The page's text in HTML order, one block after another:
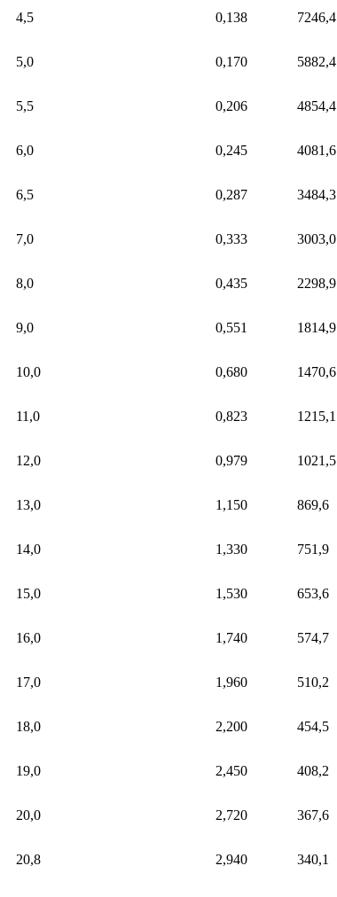
4,5 0,138 7246,4
5,0 0,170 5882,4
5,5 0,206 4854,4
6,0 0,245 4081,6
6,5 0,287 3484,3
7,0 0,333 3003,0
8,0 0,435 2298,9
9,0 0,551 1814,9
10,0 0,680 1470,6
11,0 0,823 1215,1
12,0 0,979 1021,5
13,0 1,150 869,6
14,0 1,330 751,9
15,0 1,530 653,6
16,0 1,740 574,7
17,0 1,960 510,2
18,0 2,200 454,5
19,0 2,450 408,2
20,0 2,720 367,6
20,8 2,940 340,1